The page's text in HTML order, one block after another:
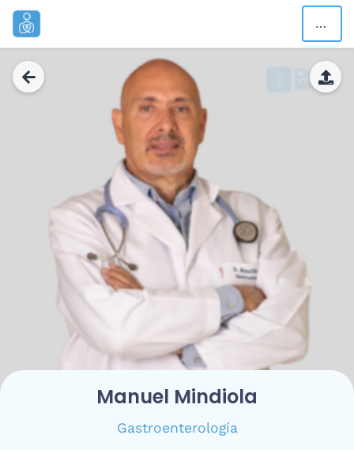
Manuel Mindiola
Gastroenterología